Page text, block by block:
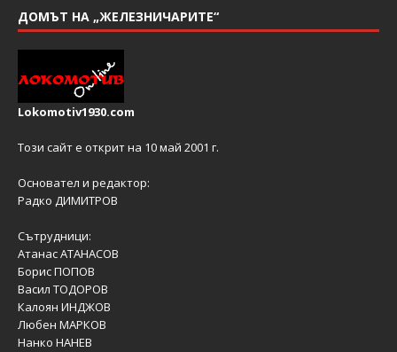
ДОМЪТ НА „ЖЕЛЕЗНИЧАРИТЕ“
Lokomotiv1930.com
Този сайт е открит на 10 май 2001 г.
Основател и редактор:
Радко ДИМИТРОВ
Сътрудници:
Атанас АТАНАСОВ
Борис ПОПОВ
Васил ТОДОРОВ
Калоян ИНДЖОВ
Любен МАРКОВ
Нанко НАНЕВ